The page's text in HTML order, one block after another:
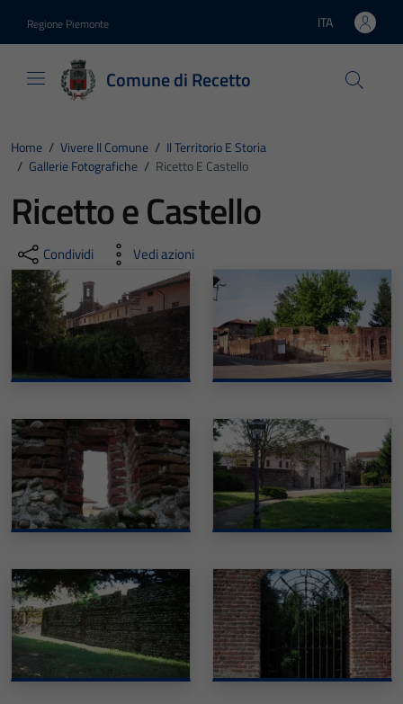
Regione Piemonte Lingua attiva:
ITA
Comune di Recetto
Home / Vivere Il Comune / Il Territorio E Storia
/ Gallerie Fotografiche / Ricetto E Castello
Ricetto e Castello
Condividi Vedi azioni